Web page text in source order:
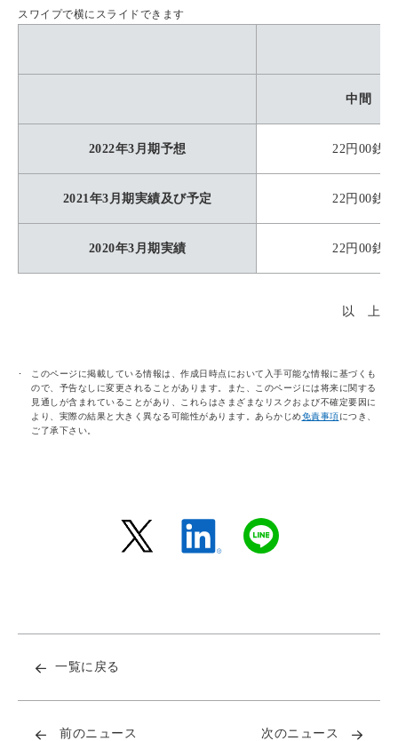
スワイプで横にスライドできます
中間
2022年3月期予想 22円00銭
2021年3月期実績及び予定 22円00銭
2020年3月期実績 22円00銭
以 上
このページに掲載している情報は、作成日時点において入手可能な情報に基づくも
ので、予告なしに変更されることがあります。また、このページには将来に関する
見通しが含まれていることがあり、これらはさまざまなリスクおよび不確定要因に
より、実際の結果と大きく異なる可能性があります。あらかじめ免責事項につき、
ご了承下さい。
一覧に戻る
前のニュース 次のニュース